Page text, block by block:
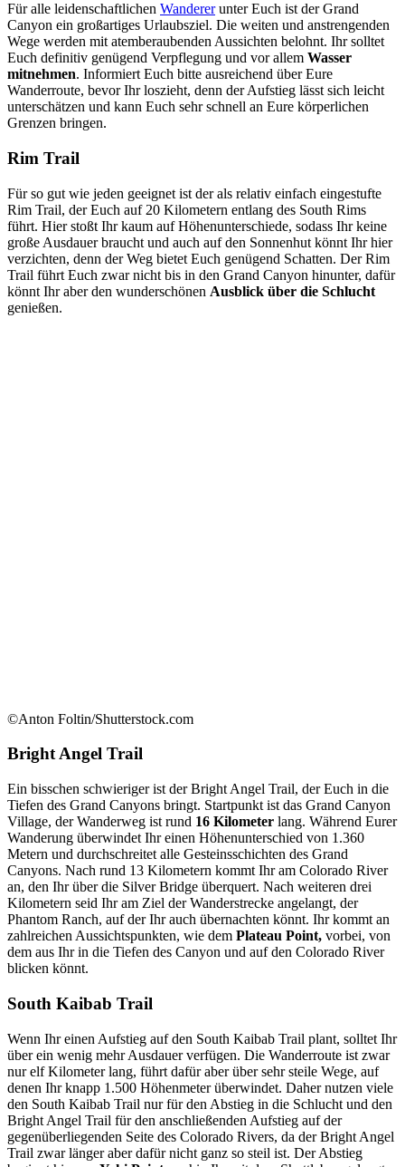
Für alle leidenschaftlichen Wandererunter Euch ist der Grand
Canyon ein großartiges Urlaubsziel. Die weiten und anstrengenden
Wege werden mit atemberaubenden Aussichten belohnt. Ihr solltet
Euch definitiv genügend Verpflegung und vor allem Wasser
mitnehmen. Informiert Euch bitte ausreichend über Eure
Wanderroute, bevor Ihr loszieht, denn der Aufstieg lässt sich leicht
unterschätzen und kann Euch sehr schnell an Eure körperlichen
Grenzen bringen.
Rim Trail
Für so gut wie jeden geeignet ist der als relativ einfach eingestufte
Rim Trail, der Euch auf 20 Kilometern entlang des South Rims
führt. Hier stoßt Ihr kaum auf Höhenunterschiede, sodass Ihr keine
große Ausdauer braucht und auch auf den Sonnenhut könnt Ihr hier
verzichten, denn der Weg bietet Euch genügend Schatten. Der Rim
Trail führt Euch zwar nicht bis in den Grand Canyon hinunter, dafür
könnt Ihr aber den wunderschönen Ausblick über die Schlucht
genießen.
©Anton Foltin/Shutterstock.com
Bright Angel Trail
Ein bisschen schwieriger ist der Bright Angel Trail, der Euch in die
Tiefen des Grand Canyons bringt. Startpunkt ist das Grand Canyon
Village, der Wanderweg ist rund 16 Kilometer lang. Während Eurer
Wanderung überwindet Ihr einen Höhenunterschied von 1.360
Metern und durchschreitet alle Gesteinsschichten des Grand
Canyons. Nach rund 13 Kilometern kommt Ihr am Colorado River
an, den Ihr über die Silver Bridge überquert. Nach weiteren drei
Kilometern seid Ihr am Ziel der Wanderstrecke angelangt, der
Phantom Ranch, auf der Ihr auch übernachten könnt. Ihr kommt an
zahlreichen Aussichtspunkten, wie dem Plateau Point, vorbei, von
dem aus Ihr in die Tiefen des Canyon und auf den Colorado River
blicken könnt.
South Kaibab Trail
Wenn Ihr einen Aufstieg auf den South Kaibab Trail plant, solltet Ihr
über ein wenig mehr Ausdauer verfügen. Die Wanderroute ist zwar
nur elf Kilometer lang, führt dafür aber über sehr steile Wege, auf
denen Ihr knapp 1.500 Höhenmeter überwindet. Daher nutzen viele
den South Kaibab Trail nur für den Abstieg in die Schlucht und den
Bright Angel Trail für den anschließenden Aufstieg auf der
gegenüberliegenden Seite des Colorado Rivers, da der Bright Angel
Trail zwar länger aber dafür nicht ganz so steil ist. Der Abstieg